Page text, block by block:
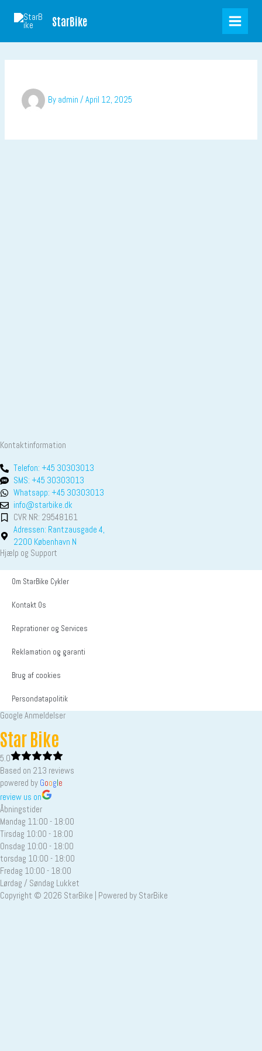
content
StarBike
By admin /April 12, 2025
Kontaktinformation
Telefon: +45 30303013
SMS: +45 30303013
Whatsapp: +45 30303013
info@starbike.dk
CVR NR: 29548161
Adressen: Rantzausgade 4,
2200 København N
Hjælp og Support
Om StarBike Cykler
Kontakt Os
Reprationer og Services
Reklamation og garanti
Brug af cookies
Persondatapolitik
Google Anmeldelser
Star Bike
5.0
Based on 213 reviews
powered by Google
review us on
Åbningstider
Mandag 11:00 - 18:00
Tirsdag 10:00 - 18:00
Onsdag 10:00 - 18:00
torsdag 10:00 - 18:00
Fredag 10:00 - 18:00
Lørdag / Søndag Lukket
Copyright © 2026 StarBike | Powered by StarBike